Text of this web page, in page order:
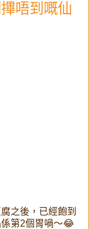
唔到嘅仙
之後，已經飽到
第2個胃喎～😂